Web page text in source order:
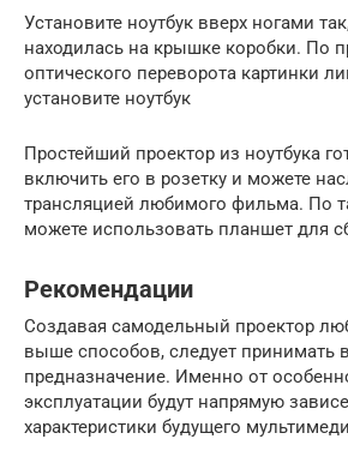
Установите ноутбук вверх ногами
находилась на крышке коробки. По
оптического переворота картинки
установите ноутбук
Простейший проектор из ноутбука
включить его в розетку и можете
трансляцией любимого фильма. По
можете использовать планшет для
Рекомендации
Создавая самодельный проектор
выше способов, следует принимать
предназначение. Именно от
эксплуатации будут напрямую
характеристики будущего